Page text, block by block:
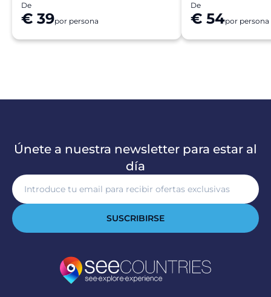
De
€ 39por persona
De
€ 54por persona
Únete a nuestra newsletter para estar al
día
SUSCRIBIRSE